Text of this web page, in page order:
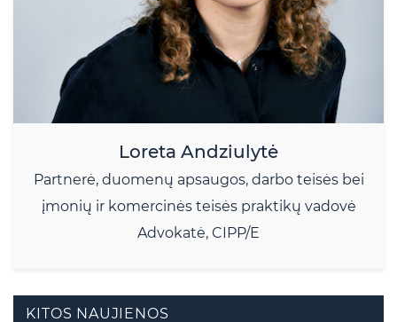
Loreta Andziulytė
Partnerė, duomenų apsaugos, darbo teisės bei
įmonių ir komercinės teisės praktikų vadovė
Advokatė, CIPP/E
KITOS NAUJIENOS